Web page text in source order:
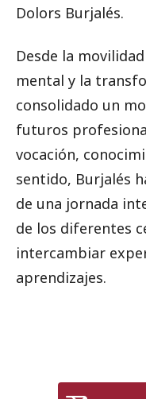
Dolors Burjalés.
Desde la
mental y la
consolidado un
futuros
vocación,
sentido, Burjalés
de una jornada
de los diferentes
intercambiar
aprendizajes.